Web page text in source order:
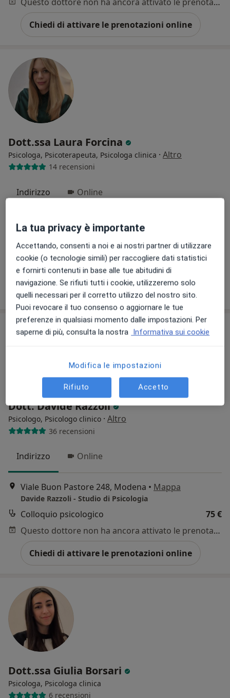
Chiedi di attivare le prenotazioni online
Dott.ssa Laura Forcina
Psicologa, Psicoterapeuta, Psicologa clinica · Altro
14 recensioni
Indirizzo Online
Studio Privato Dott.ssa Laura Forcina
Psicoterapia
70 €
Chiedi di attivare le prenotazioni online
Dott. Davide Razzoli
Psicologo, Psicologo clinico · Altro
36 recensioni
Indirizzo Online
Viale Buon Pastore 248, Modena • Mappa
Davide Razzoli - Studio di Psicologia
Colloquio psicologico
75 €
Questo dottore non ha ancora attivato le prenotazioni online presso questo indirizzo.
Chiedi di attivare le prenotazioni online
Dott.ssa Giulia Borsari
Psicologa, Psicologa clinica
6 recensioni
La tua privacy è importante
Accettando, consenti a noi e ai nostri partner di utilizzare
cookie (o tecnologie simili) per raccogliere dati statistici
e fornirti contenuti in base alle tue abitudini di
navigazione. Se rifiuti tutti i cookie, utilizzeremo solo
quelli necessari per il corretto utilizzo del nostro sito.
Puoi revocare il tuo consenso o aggiornare le tue
preferenze in qualsiasi momento dalle impostazioni. Per
saperne di più, consulta la nostra Informativa sui cookie
Modifica le impostazioni
Rifiuto Accetto